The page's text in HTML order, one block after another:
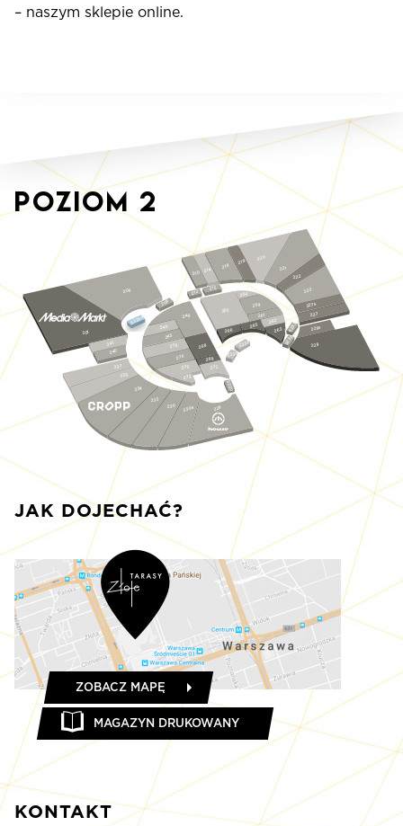
– naszym sklepie online.
Poziom 2
220
221
222
223
219
218
214
210
256
259
261
255
206
201
241
240
227a
227
212
228a
215
262
263
S232
S233
228
265
266
S231
S230
S229a
208
248
268
269
246
245
278
276
272
275
273
237
235
234
233
230 230a
S229
229
KONTAKT
JAK DOJECHAĆ?
ZOBACZ MAPĘ
MAGAZYN DRUKOWANY